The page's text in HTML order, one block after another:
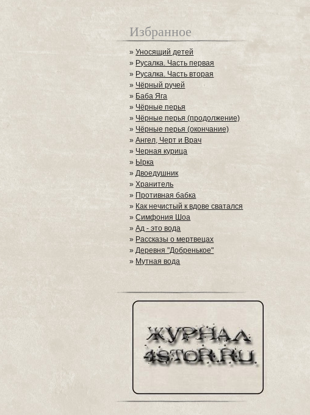
Избранное
»Уносящий детей
» Русалка. Часть первая
» Русалка. Часть вторая
» Чёрный ручей
» Баба Яга
»Чёрные перья
» Чёрные перья (продолжение)
» Чёрные перья (окончание)
»Ангел, Черт и Врач
» Черная курица
» Ырка
»Двоедушник
»Хранитель
» Противная бабка
» Как нечистый к вдове сватался
»Симфония Шоа
»Ад - это вода
» Рассказы о мертвецах
»Деревня "Добренькое"
» Мутная вода